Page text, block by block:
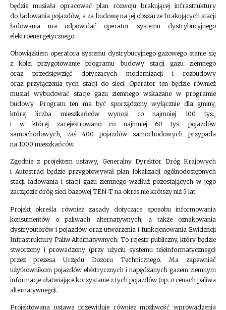
będzie musiała opracować plan rozwoju brakującej infrastruktury
do ładowania pojazdów, a za budowę na jej obszarze brakujących stacji
ładowania ma odpowidać operator systemu dystrybucyjnego
elektroenergetycznego.
Obowiązkiem operatora systemu dystrybucyjnego gazowego stanie się
z kolei przygotowanie programu budowy stacji gazu ziemnego
oraz przedsięwzięć dotyczących modernizacji i rozbudowy
oraz przyłączenia tych stacji do sieci. Operator ten będzie również
musiał wybudować stacje gazu ziemnego wskazane w programie
budowy. Program ten ma być sporządzony wyłącznie dla gminy,
której liczba mieszkańców wynosi co najmniej 100 tys.,
i w której zarejestrowano co najmniej 60 tys. pojazdów
samochodowych, zaś 400 pojazdów samochodowych przypada
na 1000 mieszkańców.
Zgodnie z projektem ustawy, Generalny Dyrektor Dróg Krajowych
i Autostrad będzie przygotowywał plan lokalizacji ogólnodostępnych
stacji ładowania i stacji gazu ziemnego wzdłuż pozostających w jego
zarządzie dróg sieci bazowej TEN-T na okres nie krótszy niż 5 lat.
Projekt określa również zasady dotyczące sposobu informowania
konsumentów o paliwach alternatywnych, a także oznakowania
dystrybutorów i pojazdów oraz utworzenia i funkcjonowania Ewidencji
Infrastruktury Paliw Alternatywnych. To rejestr publiczny, który będzie
stworzony i prowadzony (przy użyciu systemu teleinformatycznego)
przez prezesa Urzędu Dozoru Technicznego. Ma zapewniać
użytkownikom pojazdów elektrycznych i napędzanych gazem ziemnym
informacje ułatwiające korzystanie z tych pojazdów (np. o cenach paliwa
alternatywnego).
Projektowana ustawa przewiduje również możliwość wprowadzenia